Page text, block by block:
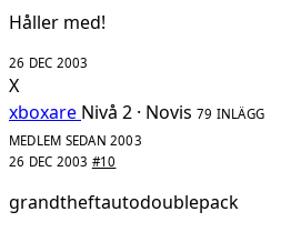
Håller med!
26 DEC 2003
X
xboxare Nivå 2 · Novis 79 INLÄGG
MEDLEM SEDAN 2003
26 DEC 2003 #10
grandtheftautodoublepack